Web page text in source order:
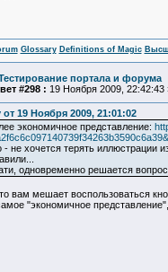
Glossary Definitions of Magic
портала и форума
#298 : 19 Ноября 2009, 22:42:43
от 19 Ноября 2009, 21:01:02
экономичное представление:
- не хочется терять иллюстрации
одновременно решается
вам мешает воспользоваться
"экономичное